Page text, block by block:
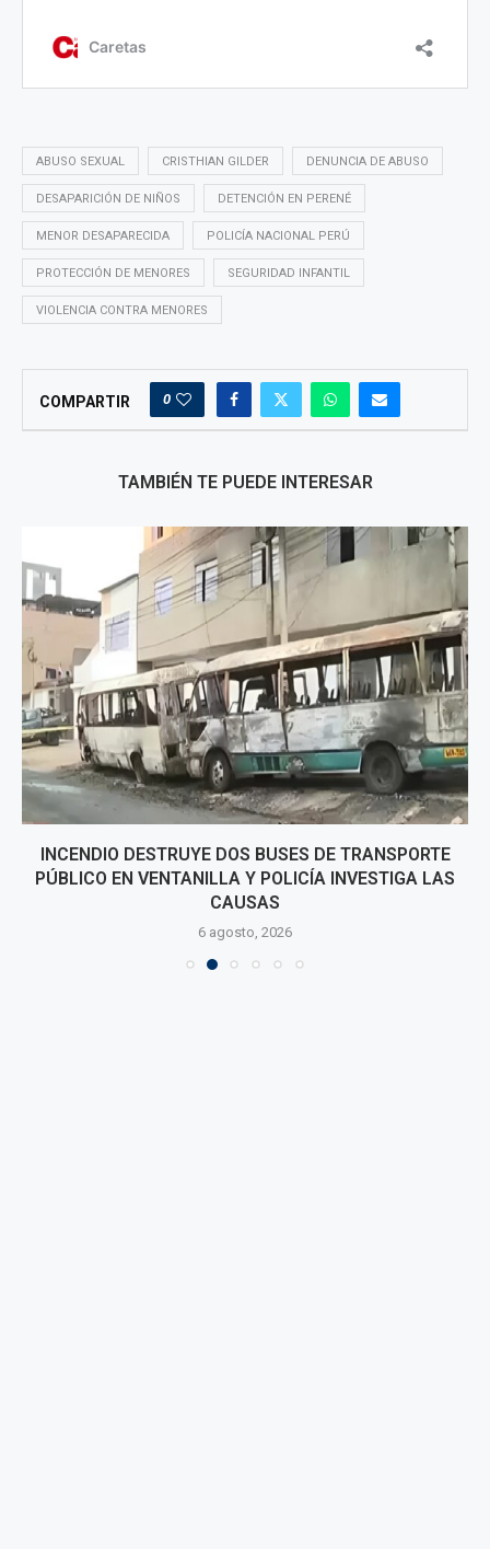
ABUSO SEXUAL CRISTHIAN GILDER DENUNCIA DE ABUSO
DESAPARICIÓN DE NIÑOS DETENCIÓN EN PERENÉ
MENOR DESAPARECIDA POLICÍA NACIONAL PERÚ
PROTECCIÓN DE MENORES SEGURIDAD INFANTIL
VIOLENCIA CONTRA MENORES
COMPARTIR 0
TAMBIÉN TE PUEDE INTERESAR
INCENDIO DESTRUYE DOS BUSES DE TRANSPORTE
PÚBLICO EN VENTANILLA Y POLICÍA INVESTIGA LAS
CAUSAS
6 agosto, 2026